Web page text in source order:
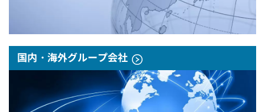
国内・海外グループ会社